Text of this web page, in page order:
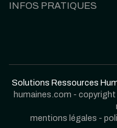
INFOS PRATIQUES
Solutions Ressources
humaines.com -
mentions légales -